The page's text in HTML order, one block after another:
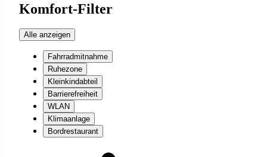
Komfort-Filter
Alle anzeigen
Fahrradmitnahme
Ruhezone
Kleinkindabteil
Barrierefreiheit
WLAN
Klimaanlage
Bordrestaurant